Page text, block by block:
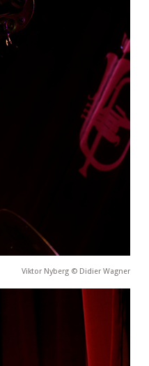
Viktor Nyberg © Didier Wagner